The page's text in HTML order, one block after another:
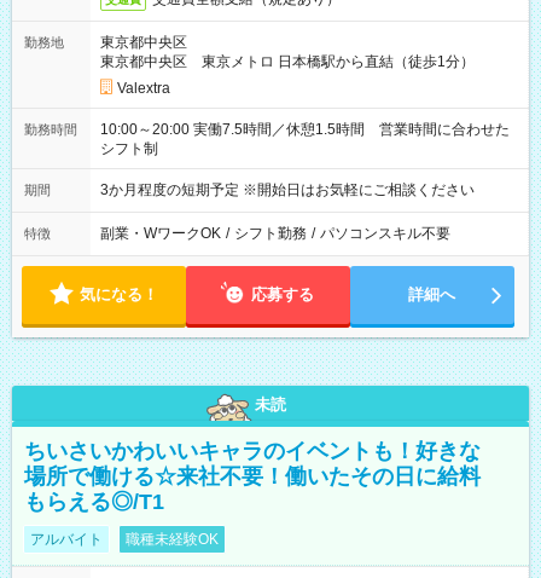
勤務地
東京都中央区
東京都中央区 東京メトロ 日本橋駅から直結（徒歩1分）
Valextra
勤務時間
10:00～20:00 実働7.5時間／休憩1.5時間 営業時間に合わせた
シフト制
期間 3か月程度の短期予定 ※開始日はお気軽にご相談ください
特徴 副業・WワークOK / シフト勤務 / パソコンスキル不要
気になる！ 応募する 詳細へ
未読
ちいさいかわいいキャラのイベントも！好きな
場所で働ける☆来社不要！働いたその日に給料
もらえる◎/T1
アルバイト 職種未経験OK